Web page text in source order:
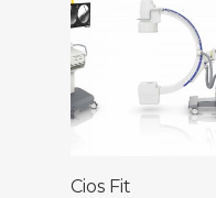
Leer Más
Cios Fit